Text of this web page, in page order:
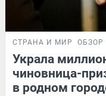
СТРАНА И МИР ОБЗОР
Украла
чиновница-
в родном